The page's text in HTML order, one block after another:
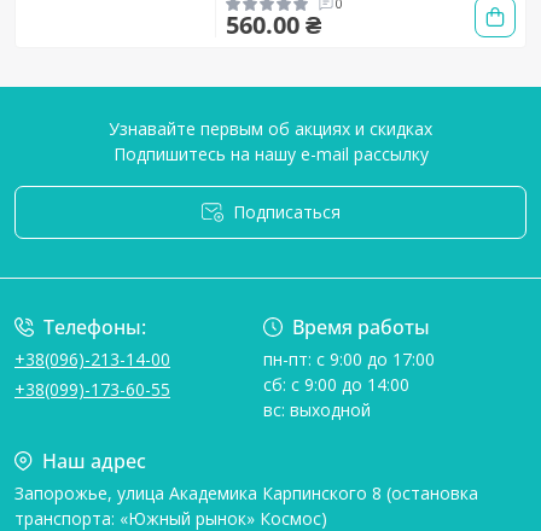
0
560.00 ₴
Узнавайте первым об акциях и скидках
Подпишитесь на нашу e-mail рассылку
Подписаться
Телефоны:
+38(096)-213-14-00
+38(099)-173-60-55
Время работы
пн-пт: с 9:00 до 17:00
сб: с 9:00 до 14:00
вс: выходной
Наш адрес
Запорожье, улица Академика Карпинского 8 (остановка
транспорта: «Южный рынок» Космос)